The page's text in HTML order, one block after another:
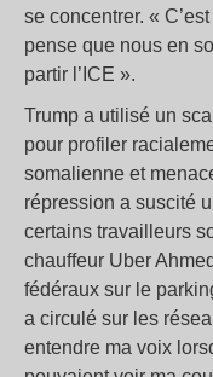
se concentrer. «
pense que nous en
partir l’ICE ».
Trump a utilisé un
pour profiler
somalienne et
répression a suscité
certains travailleurs
chauffeur Uber
fédéraux sur le
a circulé sur les
entendre ma voix